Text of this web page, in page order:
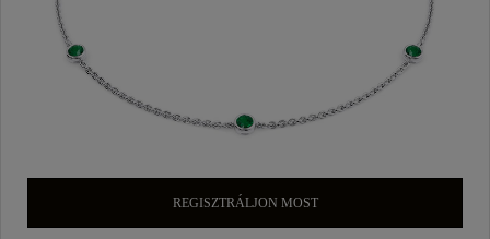
REGISZTRÁLJON MOST